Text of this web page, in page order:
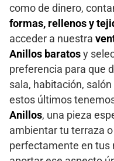
como de dinero,
formas, rellenos y
acceder a nuestra
Anillos baratos y
preferencia para que
sala, habitación,
estos últimos
Anillos, una pieza
ambientar tu terraza
perfectamente en tus